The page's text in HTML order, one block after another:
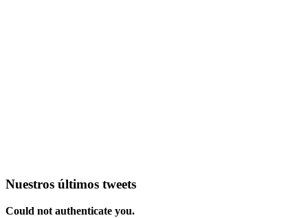
Nuestros últimos tweets
Could not authenticate you.